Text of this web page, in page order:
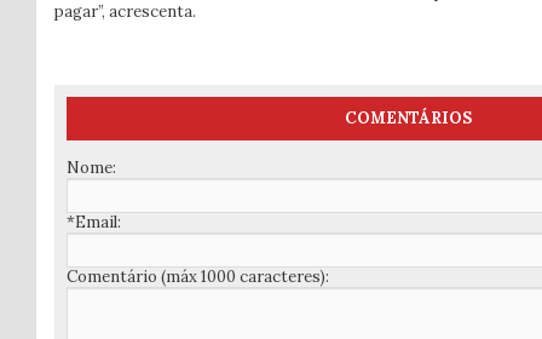
pagar”, acrescenta.
COMENTÁRIOS
Nome:
*Email:
Comentário (máx 1000 caracteres):